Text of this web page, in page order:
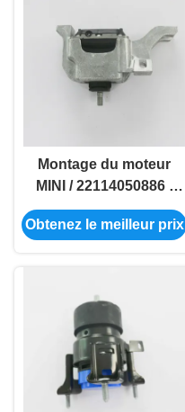
Montage du moteur
MINI / 22114050886 /
22116782374
Obtenez le meilleur prix